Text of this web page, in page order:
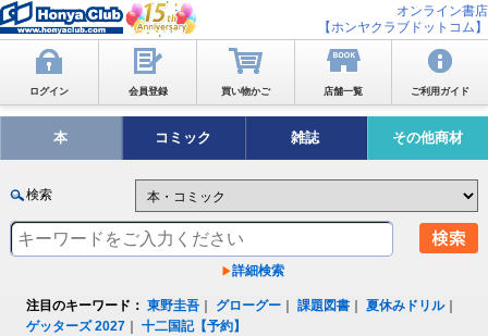
オンライン書店
【ホンヤクラブドットコム】
ログイン 会員登録 買い物かご 店舗一覧 ご利用ガイド
本 コミック 雑誌 その他商材
検索
詳細検索
注目のキーワード： 東野圭吾 グローグー ｜課題図書 ｜夏休みドリル｜
ゲッターズ 2027 ｜十二国記【予約】